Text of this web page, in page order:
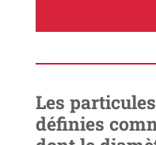
Les
définies